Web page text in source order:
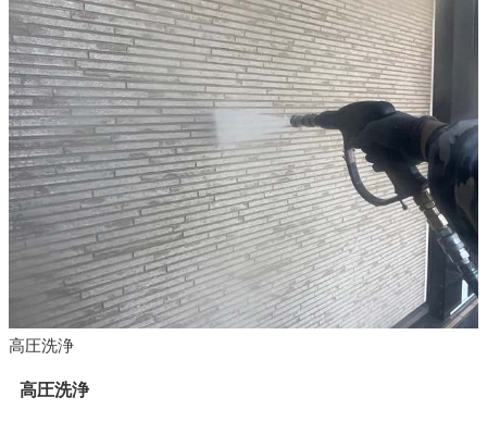
高圧洗浄
高圧洗浄